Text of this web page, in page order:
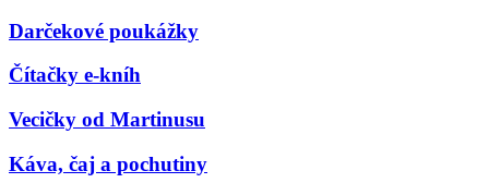
Darčekové poukážky
Čítačky e-kníh
Vecičky od Martinusu
Káva, čaj a pochutiny